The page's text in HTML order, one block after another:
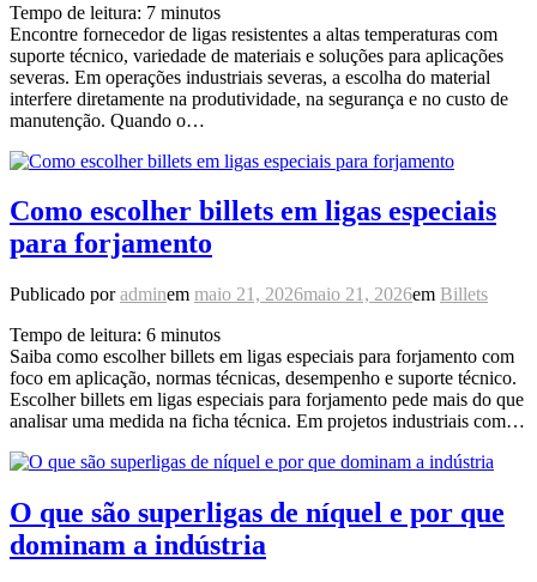
Tempo de leitura: 7 minutos
Encontre fornecedor de ligas resistentes a altas temperaturas com
suporte técnico, variedade de materiais e soluções para aplicações
severas. Em operações industriais severas, a escolha do material
interfere diretamente na produtividade, na segurança e no custo de
manutenção. Quando o…
Como escolher billets em ligas especiais
para forjamento
Publicado poradminem maio 21, 2026maio 21, 2026em Billets
Tempo de leitura: 6 minutos
Saiba como escolher billets em ligas especiais para forjamento com
foco em aplicação, normas técnicas, desempenho e suporte técnico.
Escolher billets em ligas especiais para forjamento pede mais do que
analisar uma medida na ficha técnica. Em projetos industriais com…
O que são superligas de níquel e por que
dominam a indústria